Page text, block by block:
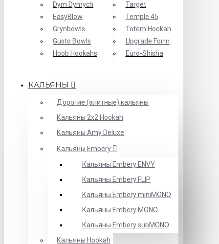
Dym Dymych
EasyBlow
Grynbowls
Gusto Bowls
Hoob Hookahs
Target
Temple 45
Totem Hookah
Upgrade Form
Еuro-Shisha
КАЛЬЯНЫ
Дорогие (элитные) кальяны
Кальяны 2х2 Hookah
Кальяны Amy Deluxe
Кальяны Embery
Кальяны Embery ENVY
Кальяны Embery FLIP
Кальяны Embery miniMONO
Кальяны Embery MONO
Кальяны Embery subMONO
Кальяны Hookah